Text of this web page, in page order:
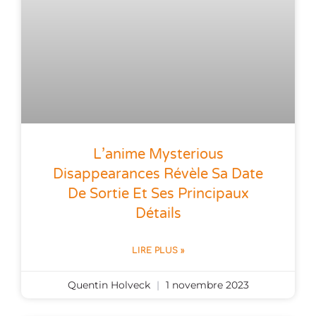
L’anime Mysterious
Disappearances Révèle Sa Date
De Sortie Et Ses Principaux
Détails
LIRE PLUS »
Quentin Holveck 1 novembre 2023